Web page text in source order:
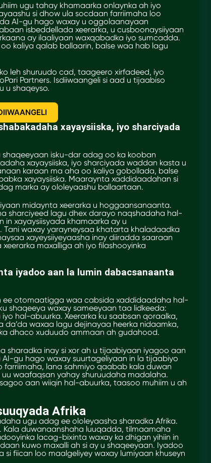
ugu tahay khamaarka onlaynka ah iyo
si dhow ula socdaan farriimaha loo
AI-gu hago waxay u oggolaanayaan
isbeddellada xeerarka, u cusboonaysiiyaan
ay ilaaliyaan waxqabadka iyo sumcadda.
kaliya qalab ballaarin, balse waa hab lagu
leh shuruudo cad, taageero xirfadeed, iyo
Partners. Isdiiwaangeli si aad u tijaabiso
u shaqeyso.
xayaysiiska, iyo sharciyada
shaqeeyaan isku-dar adag oo ka kooban
xayaysiiska, iyo sharciyada waddan kasta u
karaan ma aha oo kaliya gobollada, balse
xayaysiiska. Maaraynta xaddidaadahan si
marka ay ololeyaashu ballaartaan.
midaynta xeerarka u hoggaansanaanta.
sharciyeed lagu dhex darayo naqshadaha hal-
in xayaysiisyada khamaarka ay u
waxay yarayneysaa khatarta khaladaadka
xayeysiiyeyaasha inay diiradda saaraan
maxalliga ah iyo filashooyinka
iyadoo aan la lumin dabacsanaanta
ee otomaatigga waa cabsida xaddidaadaha hal-
shaqeeya waxay sameeyaan taa lidkeeda:
hal-abuurka. Xeerarka ku saabsan qoraalka,
waxaa lagu dejinayaa heerka nidaamka,
dhaco xuduudo ammaan ah gudahood.
sharadka inay si xor ah u tijaabiyaan iyagoo aan
gu hago waxay suurtageliyaan in la tijaabiyo
farriimaha, lana sahmiyo qaabab kala duwan
waafaqsan yahay shuruudaha madalaha.
aan wiiqin hal-abuurka, taasoo muhiim u ah
Afrika
ugu adag ee ololeyaasha sharadka Afrika.
Kala duwanaanshaha luuqadda, tilmaamaha
lacag-bixinta waxay ka dhigan yihiin in
kuwo maxalli ah si ay u shaqeeyaan. Iyadoo
fiican loo maalgeliyey waxay lumiyaan khuseyn